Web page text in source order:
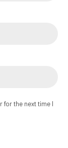
for the next time I